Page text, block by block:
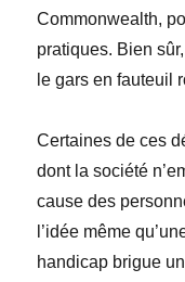
Commonwealth,
pratiques. Bien
le gars en fauteuil
Certaines de ces
dont la société
cause des
l’idée même
handicap brigue